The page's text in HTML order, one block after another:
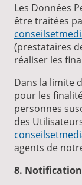
Les Données
être traitées
(prestataires
réaliser les
Dans la limite
pour les
personnes
des
agents de
8.